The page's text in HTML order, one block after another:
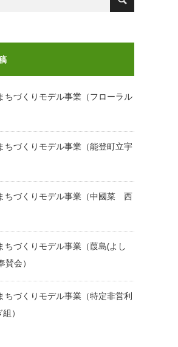
ちづくりモデル事業（フローラル
ちづくりモデル事業（能登町立宇
ちづくりモデル事業（中國菜 西
ちづくりモデル事業（葭島(よし
会）
ちづくりモデル事業（特定非営利
）